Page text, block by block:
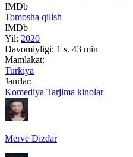
IMDb
Tomosha qilish
IMDb
Yil: 2020
Davomiyligi: 1 s. 43 min
Mamlakat:
Turkiya
Janrlar:
Komediya Tarjima kinolar
Merve Dizdar